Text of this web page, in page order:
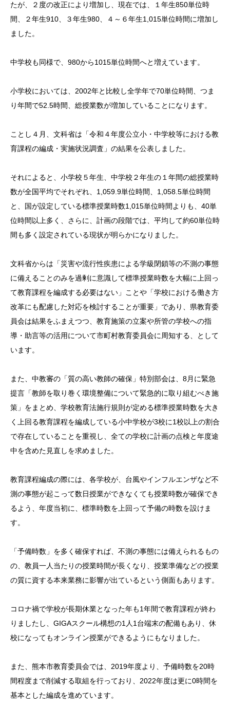
たが、２度の改正により増加し、現在では、１年生850単位時
間、２年生910、３年生980、４～６年生1,015単位時間に増加し
ました。
中学校も同様で、980から1015単位時間へと増えています。
小学校においては、2002年と比較し全学年で70単位時間、つま
り年間で52.5時間、総授業数が増加していることになります。
ことし４月、文科省は「令和４年度公立小・中学校等における教
育課程の編成・実施状況調査」の結果を公表しました。
それによると、小学校５年生、中学校２年生の１年間の総授業時
数が全国平均でそれぞれ、1,059.9単位時間、1,058.5単位時間
と、国が設定している標準授業時数1,015単位時間よりも、40単
位時間以上多く、さらに、計画の段階では、平均して約60単位時
間も多く設定されている現状が明らかになりました。
文科省からは「災害や流行性疾患による学級閉鎖等の不測の事態
に備えることのみを過剰に意識して標準授業時数を大幅に上回っ
て教育課程を編成する必要はない」ことや「学校における働き方
改革にも配慮した対応を検討することが重要」であり、県教育委
員会は結果をふまえつつ、教育施策の立案や所管の学校への指
導・助言等の活用について市町村教育委員会に周知する、として
います。
また、中教審の「質の高い教師の確保」特別部会は、8月に緊急
提言「教師を取り巻く環境整備について緊急的に取り組むべき施
策」をまとめ、学校教育法施行規則が定める標準授業時数を大き
く上回る教育課程を編成している小中学校が3校に1校以上の割合
で存在していることを重視し、全ての学校に計画の点検と年度途
中を含めた見直しを求めました。
教育課程編成の際には、各学校が、台風やインフルエンザなど不
測の事態が起こって数日授業ができなくても授業時数が確保でき
るよう、年度当初に、標準時数を上回って予備の時数を設けま
す。
「予備時数」を多く確保すれば、不測の事態には備えられるもの
の、教員一人当たりの授業時間が長くなり、授業準備などの授業
の質に資する本来業務に影響が出ているという側面もあります。
コロナ禍で学校が長期休業となった年も1年間で教育課程が終わ
りましたし、GIGAスクール構想の1人1台端末の配備もあり、休
校になってもオンライン授業ができるようにもなりました。
また、熊本市教育委員会では、2019年度より、予備時数を20時
間程度まで削減する取組を行っており、2022年度は更に0時間を
基本とした編成を進めています。